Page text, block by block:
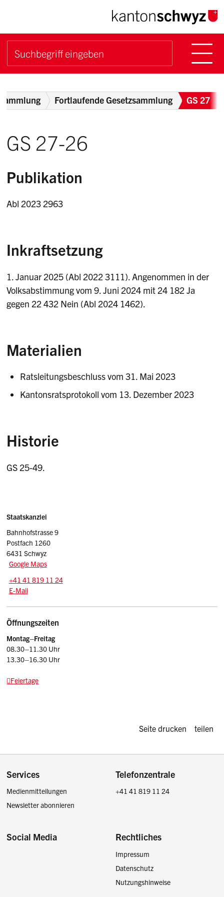
Navigieren im Kanton
Schnellnavigation
Suchbegriff
Breadcrumb
Fortlaufende Gesetzsammlung GS 27
GS 27-26
Publikation
Abl 2023 2963
Inkraftsetzung
1. Januar 2025 (Abl 2022 3111). Angenommen in der
Volksabstimmung vom 9. Juni 2024 mit 24 182 Ja
gegen 22 432 Nein (Abl 2024 1462).
Materialien
Ratsleitungsbeschluss vom 31. Mai 2023
Kantonsratsprotokoll vom 13. Dezember 2023
Historie
GS 25-49.
Sidebar
Adresse
Staatskanzlei
Bahnhofstrasse 9
Postfach 1260
6431 Schwyz
Google Maps
Tel.:
+41 41 819 11 24
E-Mail: srsz
E-Mail
Öffnungszeiten
Montag–Freitag
08.30–11.30 Uhr
13.30–16.30 Uhr
Feiertage
Diese Seite
Seite drucken teilen
Footer
Services
Medienmitteilungen
Newsletter abonnieren
Telefonzentrale
+41 41 819 11 24
Social Media Rechtliches
Impressum
Datenschutz
Nutzungshinweise